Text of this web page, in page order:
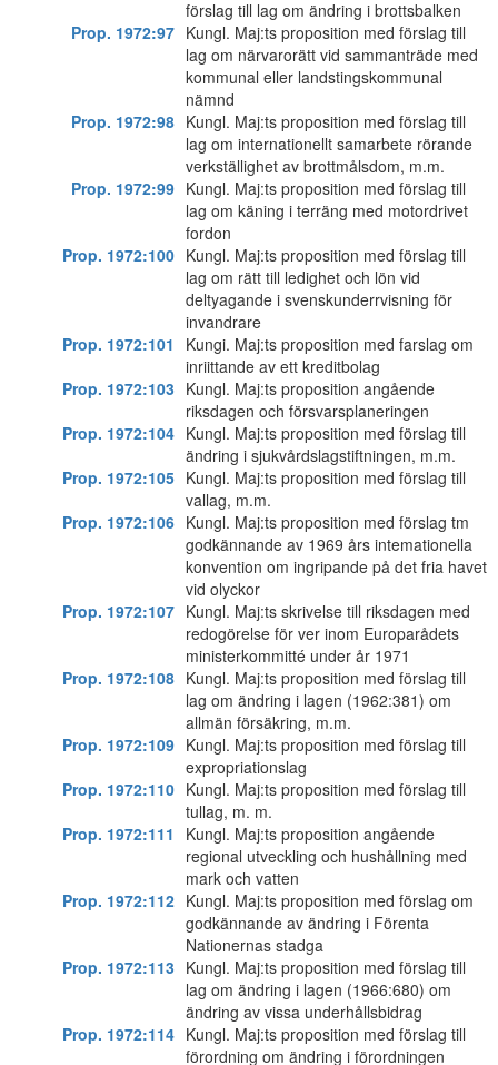
förslag till lag om ändring i brottsbalken
Prop. 1972:97 Kungl. Maj:ts proposition med förslag till
lag om närvarorätt vid sammanträde med
kommunal eller landstingskommunal
nämnd
Prop. 1972:98 Kungl. Maj:ts proposition med förslag till
lag om internationellt samarbete rörande
verkställighet av brottmålsdom, m.m.
Prop. 1972:99 Kungl. Maj:ts proposition med förslag till
lag om käning i terräng med motordrivet
fordon
Prop. 1972:100 Kungl. Maj:ts proposition med förslag till
lag om rätt till ledighet och lön vid
deltyagande i svenskunderrvisning för
invandrare
Prop. 1972:101
Kungi. Maj:ts proposition med farslag om
inriittande av ett kreditbolag
Prop. 1972:103 Kungl. Maj:ts proposition angående
riksdagen och försvarsplaneringen
Prop. 1972:104 Kungl. Maj:ts proposition med förslag till
ändring i sjukvårdslagstiftningen, m.m.
Prop. 1972:105 Kungl. Maj:ts proposition med förslag till
vallag, m.m.
Prop. 1972:106 Kungl. Maj:ts proposition med förslag tm
godkännande av 1969 års intemationella
konvention om ingripande på det fria havet
vid olyckor
Prop. 1972:107 Kungl. Maj:ts skrivelse till riksdagen med
redogörelse för ver inom Europarådets
ministerkommitté under år 1971
Prop. 1972:108 Kungl. Maj:ts proposition med förslag till
lag om ändring i lagen (1962:381) om
allmän försäkring, m.m.
Prop. 1972:109 Kungl. Maj:ts proposition med förslag till
expropriationslag
Prop. 1972:110 Kungl. Maj:ts proposition med förslag till
tullag, m. m.
Prop. 1972:111
Kungl. Maj:ts proposition angående
regional utveckling och hushållning med
mark och vatten
Prop. 1972:112 Kungl. Maj:ts proposition med förslag om
godkännande av ändring i Förenta
Nationernas stadga
Prop. 1972:113 Kungl. Maj:ts proposition med förslag till
lag om ändring i lagen (1966:680) om
ändring av vissa underhållsbidrag
Prop. 1972:114 Kungl. Maj:ts proposition med förslag till
förordning om ändring i förordningen